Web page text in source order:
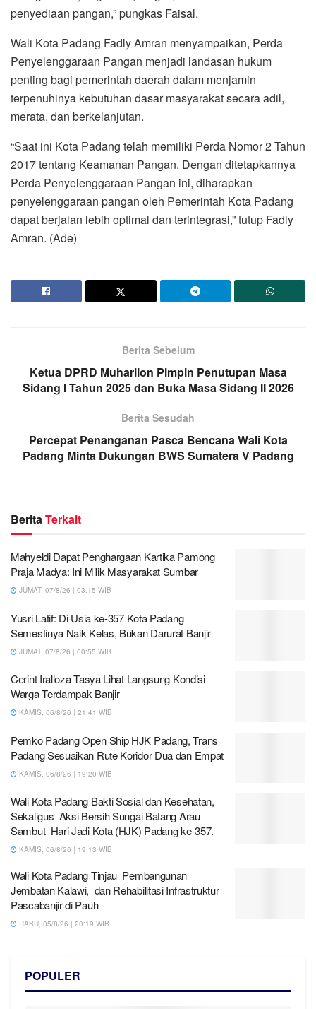
penyediaan pangan,” pungkas Faisal.
Wali Kota Padang Fadly Amran menyampaikan, Perda
Penyelenggaraan Pangan menjadi landasan hukum
penting bagi pemerintah daerah dalam menjamin
terpenuhinya kebutuhan dasar masyarakat secara adil,
merata, dan berkelanjutan.
“Saat ini Kota Padang telah memiliki Perda Nomor 2 Tahun
2017 tentang Keamanan Pangan. Dengan ditetapkannya
Perda Penyelenggaraan Pangan ini, diharapkan
penyelenggaraan pangan oleh Pemerintah Kota Padang
dapat berjalan lebih optimal dan terintegrasi,” tutup Fadly
Amran. (Ade)
Berita Sebelum
Ketua DPRD Muharlion Pimpin Penutupan Masa
Sidang I Tahun 2025 dan Buka Masa Sidang II 2026
Berita Sesudah
Percepat Penanganan Pasca Bencana Wali Kota
Padang Minta Dukungan BWS Sumatera V Padang
BeritaTerkait
Mahyeldi Dapat Penghargaan Kartika Pamong
Praja Madya: Ini Milik Masyarakat Sumbar
JUMAT, 07/8/26 | 03:15 WIB
Yusri Latif: Di Usia ke-357 Kota Padang
Semestinya Naik Kelas, Bukan Darurat Banjir
JUMAT, 07/8/26 | 00:55 WIB
Cerint Iralloza Tasya Lihat Langsung Kondisi
Warga Terdampak Banjir
KAMIS, 06/8/26 | 21:41 WIB
Pemko Padang Open Ship HJK Padang, Trans
Padang Sesuaikan Rute Koridor Dua dan Empat
KAMIS, 06/8/26 | 19:20 WIB
Wali Kota Padang Bakti Sosial dan Kesehatan,
Sekaligus Aksi Bersih Sungai Batang Arau
Sambut Hari Jadi Kota (HJK) Padang ke-357.
KAMIS, 06/8/26 | 19:13 WIB
Wali Kota Padang Tinjau Pembangunan
Jembatan Kalawi, dan Rehabilitasi Infrastruktur
Pascabanjir di Pauh
RABU, 05/8/26 | 20:19 WIB
POPULER